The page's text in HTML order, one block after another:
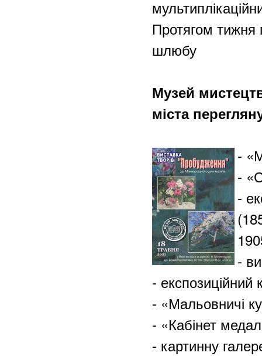
Протягом тижня
шлюбу в
Музей
міста
-
-
-
-
-
- «Мальовничі
- «Кабінет
- картинну